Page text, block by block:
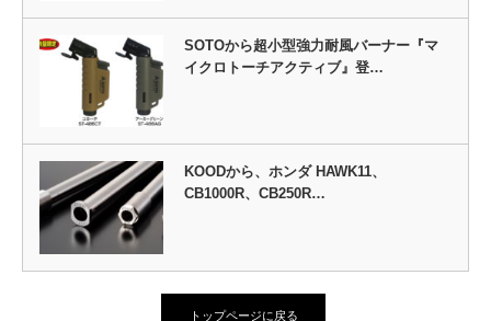
SOTOから超小型強力耐風バーナー『マ
イクロトーチアクティブ』登…
KOODから、ホンダ HAWK11、
CB1000R、CB250R…
トップページに戻る